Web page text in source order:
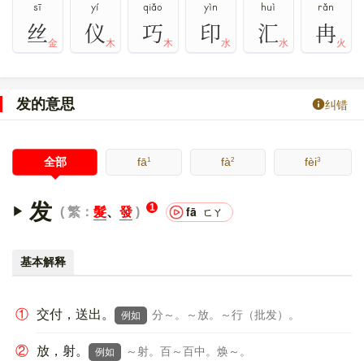
sī
丝金
yí
仪木
qiǎo
巧木
yìn
印水
huì
汇水
rǎn
冉火
发的意思 纠错
全部 fā1 fà2 fèi3
发 繁： 髮、 發 1 fā ㄈㄚ
基本解释
① 交付，送出。 例如 分～。～放。～行（批发）。
② 放，射。 例如 ～射。百～百中。焕～。